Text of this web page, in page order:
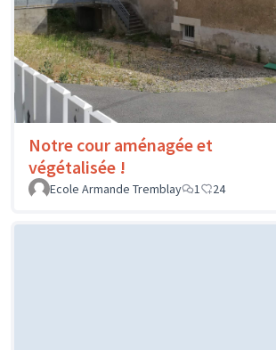
Notre cour aménagée et
végétalisée !
Ecole Armande Tremblay
1 24